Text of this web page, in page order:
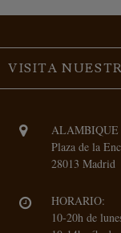
VISITA
ALAMBIQUE
Plaza de la
28013 Madrid
HORARIO:
10-20h de